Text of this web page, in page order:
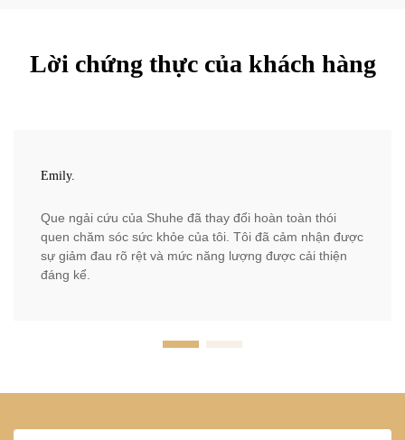
Lời chứng thực của khách hàng
Emily.
Que ngải cứu của Shuhe đã thay đổi hoàn toàn thói
quen chăm sóc sức khỏe của tôi. Tôi đã cảm nhận được
sự giảm đau rõ rệt và mức năng lượng được cải thiện
đáng kể.